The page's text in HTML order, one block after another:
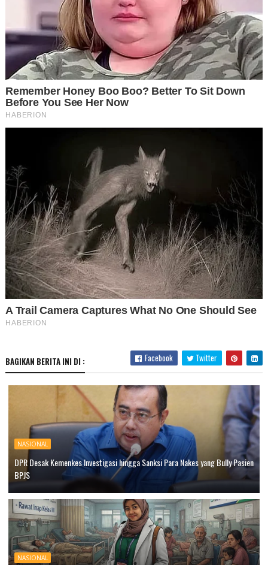
BAGIKAN BERITA INI DI : Facebook Twitter
NASIONAL
DPR Desak Kemenkes Investigasi hingga Sanksi Para Nakes yang Bully Pasien
BPJS
NASIONAL